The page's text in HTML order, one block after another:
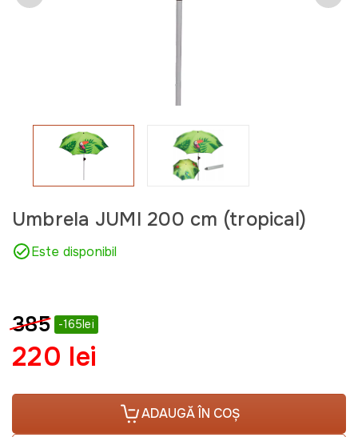
Umbrela JUMI 200 cm (tropical)
Este disponibil
385 -165lei
220 lei
ADAUGĂ ÎN COȘ